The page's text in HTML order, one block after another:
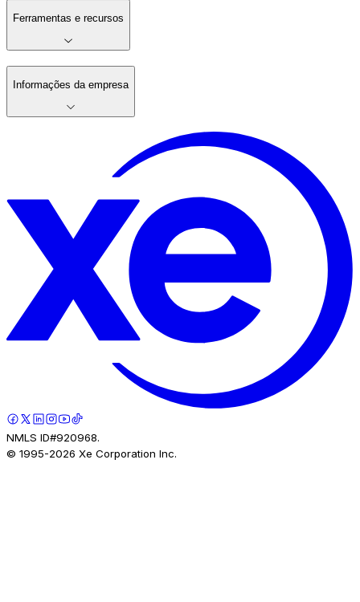
Ferramentas e recursos
Informações da empresa
NMLS ID#920968.
© 1995-2026 Xe Corporation Inc.